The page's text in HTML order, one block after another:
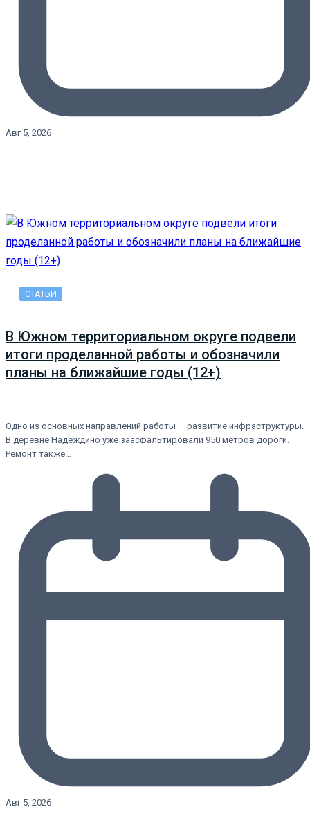
Авг 5, 2026
СТАТЬИ
В Южном территориальном округе подвели
итоги проделанной работы и обозначили
планы на ближайшие годы (12+)
Одно из основных направлений работы — развитие инфраструктуры.
В деревне Надеждино уже заасфальтировали 950 метров дороги.
Ремонт также…
Авг 5, 2026